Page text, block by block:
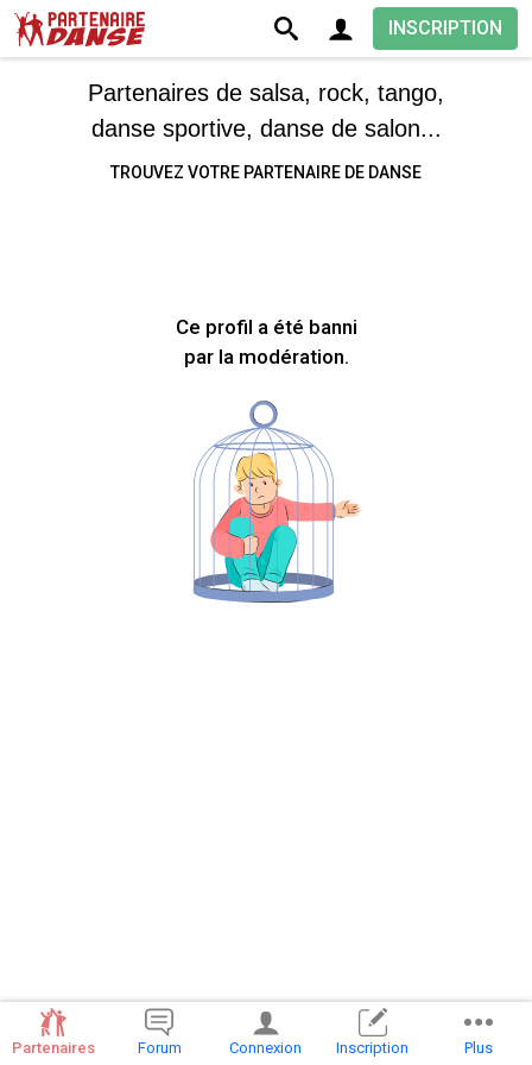
INSCRIPTION
Partenaires de salsa, rock, tango,
danse sportive, danse de salon...
TROUVEZ VOTRE PARTENAIRE DE DANSE
Ce profil a été banni
par la modération.
Partenaires Forum Connexion Inscription Plus